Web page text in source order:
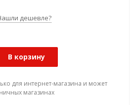
дешевле?
В корзину
для интернет-магазина и может
магазинах